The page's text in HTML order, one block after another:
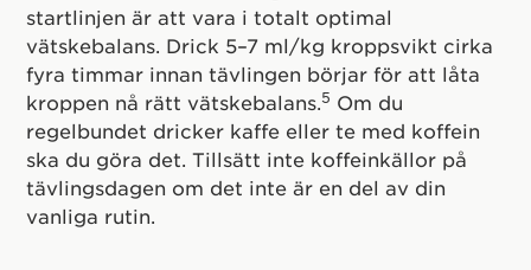
startlinjen är att vara i totalt optimal
vätskebalans. Drick 5–7 ml/kg kroppsvikt cirka
fyra timmar innan tävlingen börjar för att låta
kroppen nå rätt vätskebalans.5 Om du
regelbundet dricker kaffe eller te med koffein
ska du göra det. Tillsätt inte koffeinkällor på
tävlingsdagen om det inte är en del av din
vanliga rutin.